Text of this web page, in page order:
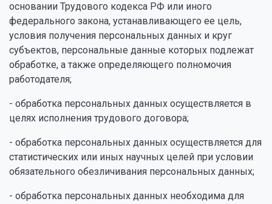
основании Трудового кодекса РФ или иного
федерального закона, устанавливающего ее цель,
условия получения персональных данных и круг
субъектов, персональные данные которых подлежат
обработке, а также определяющего полномочия
работодателя;
- обработка персональных данных осуществляется в
целях исполнения трудового договора;
- обработка персональных данных осуществляется для
статистических или иных научных целей при условии
обязательного обезличивания персональных данных;
- обработка персональных данных необходима для